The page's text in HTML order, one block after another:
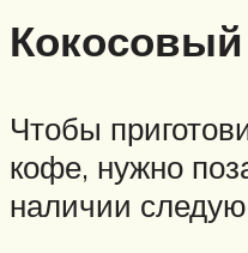
Кокосовый
Чтобы
кофе, нужно
наличии